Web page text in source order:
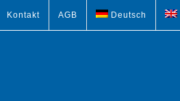
Kontakt AGB Deutsch